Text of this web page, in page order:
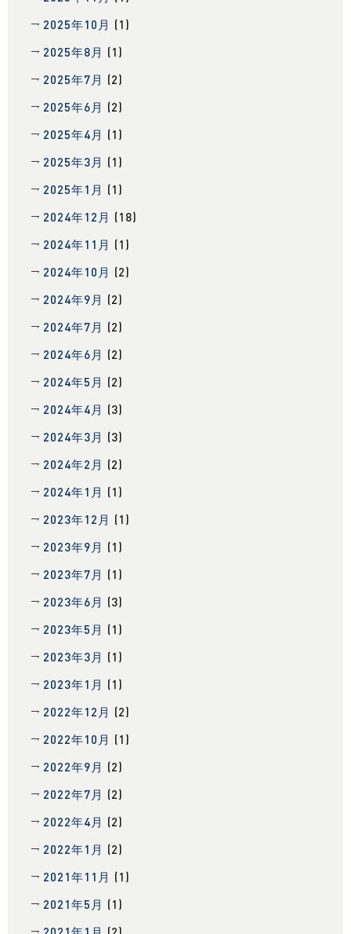
2025年10月 (1)
2025年8月 (1)
2025年7月 (2)
2025年6月 (2)
2025年4月 (1)
2025年3月 (1)
2025年1月 (1)
2024年12月 (18)
2024年11月 (1)
2024年10月 (2)
2024年9月 (2)
2024年7月 (2)
2024年6月 (2)
2024年5月 (2)
2024年4月 (3)
2024年3月 (3)
2024年2月 (2)
2024年1月 (1)
2023年12月 (1)
2023年9月 (1)
2023年7月 (1)
2023年6月 (3)
2023年5月 (1)
2023年3月 (1)
2023年1月 (1)
2022年12月 (2)
2022年10月 (1)
2022年9月 (2)
2022年7月 (2)
2022年4月 (2)
2022年1月 (2)
2021年11月 (1)
2021年5月 (1)